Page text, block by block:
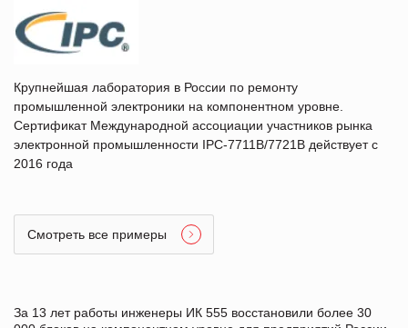
Крупнейшая лаборатория в России по ремонту
промышленной электроники на компонентном уровне.
Сертификат Международной ассоциации участников рынка
электронной промышленности IPC-7711B/7721B действует с
2016 года
Смотреть все примеры
За 13 лет работы инженеры ИК 555 восстановили более 30